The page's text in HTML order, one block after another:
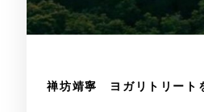
禅坊靖寧 ヨガリトリート